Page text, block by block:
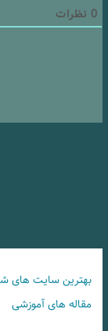
0 نظرات
بهترین سایت های
مقاله های آموزشی